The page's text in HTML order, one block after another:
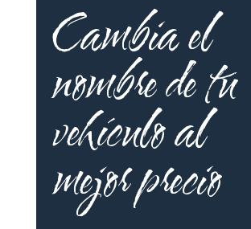
Cambia el
nombre de tu
vehículo al
mejor precio